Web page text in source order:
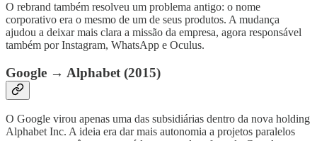
O rebrand também resolveu um problema antigo: o nome
corporativo era o mesmo de um de seus produtos. A mudança
ajudou a deixar mais clara a missão da empresa, agora responsável
também por Instagram, WhatsApp e Oculus.
Google → Alphabet (2015)
O Google virou apenas uma das subsidiárias dentro da nova holding
Alphabet Inc. A ideia era dar mais autonomia a projetos paralelos